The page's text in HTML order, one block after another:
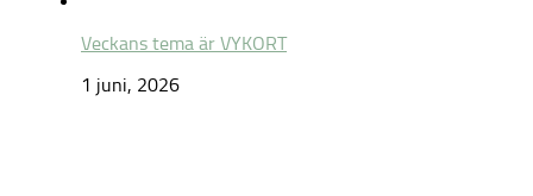
Veckans tema är VYKORT
1 juni, 2026